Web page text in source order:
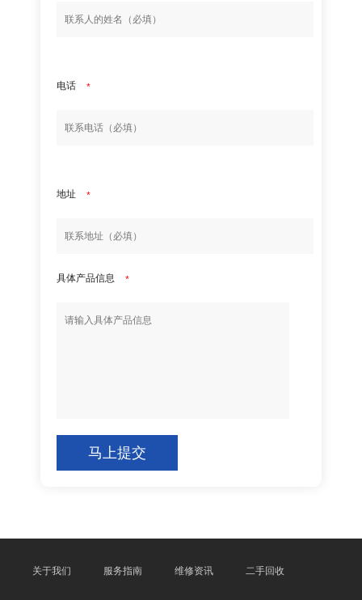
电话 *
地址 *
具体产品信息 *
马上提交
关于我们 服务指南 维修资讯 二手回收